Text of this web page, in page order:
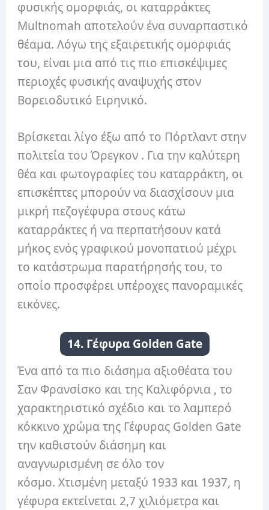
φυσικής ομορφιάς, οι καταρράκτες
Multnomah αποτελούν ένα συναρπαστικό
θέαμα. Λόγω της εξαιρετικής ομορφιάς
του, είναι μια από τις πιο επισκέψιμες
περιοχές φυσικής αναψυχής στον
Βορειοδυτικό Ειρηνικό.
Βρίσκεται λίγο έξω από το Πόρτλαντ στην
πολιτεία του Όρεγκον . Για την καλύτερη
θέα και φωτογραφίες του καταρράκτη, οι
επισκέπτες μπορούν να διασχίσουν μια
μικρή πεζογέφυρα στους κάτω
καταρράκτες ή να περπατήσουν κατά
μήκος ενός γραφικού μονοπατιού μέχρι
το κατάστρωμα παρατήρησής του, το
οποίο προσφέρει υπέροχες πανοραμικές
εικόνες.
14. Γέφυρα Golden Gate
Ένα από τα πιο διάσημα αξιοθέατα του
Σαν Φρανσίσκο και της Καλιφόρνια , το
χαρακτηριστικό σχέδιο και το λαμπερό
κόκκινο χρώμα της Γέφυρας Golden Gate
την καθιστούν διάσημη και
αναγνωρισμένη σε όλο τον
κόσμο. Χτισμένη μεταξύ 1933 και 1937, η
γέφυρα εκτείνεται 2,7 χιλιόμετρα και